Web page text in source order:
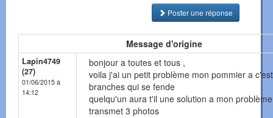
Poster une réponse
Message d'origine
Lapin4749
(27)
01/06/2015 à
14:12
bonjour a toutes et tous ,
voila j'ai un petit problème mon pommier a c'est
branches qui se fende
quelqu'un aura t'il une solution a mon
transmet 3 photos